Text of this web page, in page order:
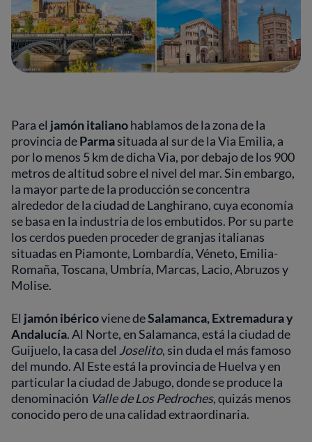
Para el jamón italianohablamos de la zona de la
provincia deParmasituada al sur de la Via Emilia, a
por lo menos 5 km de dicha Via, por debajo de los 900
metros de altitud sobre el nivel del mar. Sin embargo,
la mayor parte de la producción se concentra
alrededor de la ciudad de Langhirano, cuya economía
se basa en la industria de los embutidos. Por su parte
los cerdos pueden proceder de granjas italianas
situadas en Piamonte, Lombardía, Véneto, Emilia-
Romaña, Toscana, Umbría, Marcas, Lacio, Abruzos y
Molise.
El jamón ibéricoviene deSalamanca, Extremadura y
Andalucía. Al Norte, en Salamanca, está la ciudad de
Guijuelo, la casa del Joselito, sin duda el más famoso
del mundo. Al Este está la provincia de Huelva y en
particular la ciudad de Jabugo, donde se produce la
denominación Valle de Los Pedroches, quizás menos
conocido pero de una calidad extraordinaria.